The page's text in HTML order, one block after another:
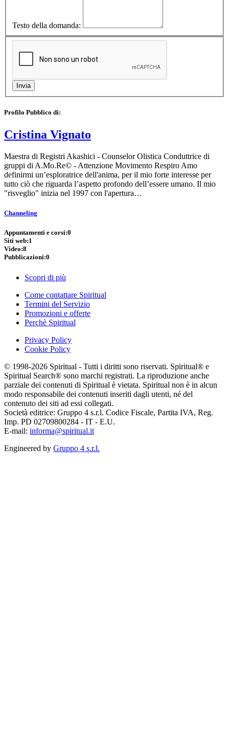
Testo della domanda:
Profilo Pubblico di:
Cristina Vignato
Maestra di Registri Akashici - Counselor Olistica Conduttrice di
gruppi di A.Mo.Re© - Attenzione Movimento Respiro Amo
definirmi un’esploratrice dell'anima, per il mio forte interesse per
tutto ciò che riguarda l’aspetto profondo dell’essere umano. Il mio
"risveglio" inizia nel 1997 con l'apertura…
Channeling
Appuntamenti e corsi:0
Siti web:1
Video:8
Pubblicazioni:0
Scopri di più
Come contattare Spiritual
Termini del Servizio
Promozioni e offerte
Perchè Spiritual
Privacy Policy
Cookie Policy
© 1998-2026 Spiritual - Tutti i diritti sono riservati. Spiritual® e
Spiritual Search® sono marchi registrati. La riproduzione anche
parziale dei contenuti di Spiritual è vietata. Spiritual non è in alcun
modo responsabile dei contenuti inseriti dagli utenti, né del
contenuto dei siti ad essi collegati.
Società editrice: Gruppo 4 s.r.l. Codice Fiscale, Partita IVA, Reg.
Imp. PD 02709800284 - IT - E.U.
E-mail: informa@spiritual.it
Engineered by Gruppo 4 s.r.l.